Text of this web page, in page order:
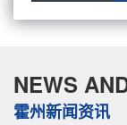
NEWS
霍州新闻资讯